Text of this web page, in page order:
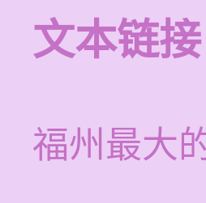
文本链接
福州最大